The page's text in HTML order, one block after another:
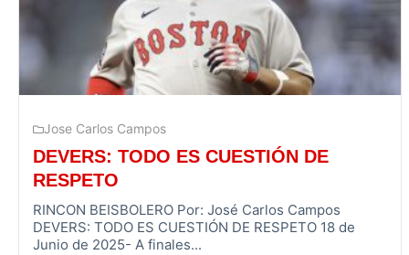
Jose Carlos Campos
DEVERS: TODO ES CUESTIÓN DE
RESPETO
RINCON BEISBOLERO Por: José Carlos Campos
DEVERS: TODO ES CUESTIÓN DE RESPETO 18 de
Junio de 2025- A finales...